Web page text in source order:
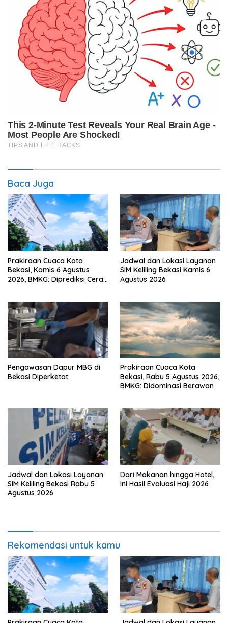
Baca Juga
Prakiraan Cuaca Kota
Bekasi, Kamis 6 Agustus
2026, BMKG: Diprediksi Cerah
Jadwal dan Lokasi Layanan
SIM Keliling Bekasi Kamis 6
Agustus 2026
Pengawasan Dapur MBG di
Bekasi Diperketat
Prakiraan Cuaca Kota
Bekasi, Rabu 5 Agustus 2026,
BMKG: Didominasi Berawan
Jadwal dan Lokasi Layanan
SIM Keliling Bekasi Rabu 5
Agustus 2026
Dari Makanan hingga Hotel,
Ini Hasil Evaluasi Haji 2026
Rekomendasi untuk kamu